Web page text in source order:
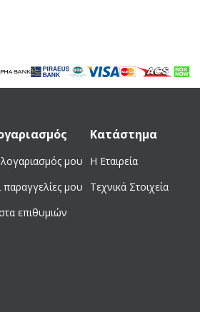
μου
παραγγελίες μου
επιθυμιών
Κατάστημα
Η Εταιρεία
Τεχνικά Στοιχεία